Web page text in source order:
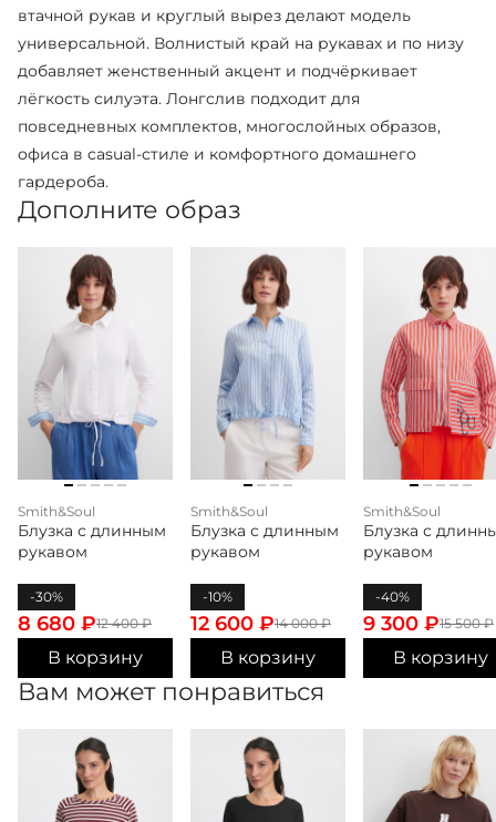
втачной рукав и круглый вырез делают модель
универсальной. Волнистый край на рукавах и по низу
добавляет женственный акцент и подчёркивает
лёгкость силуэта. Лонгслив подходит для
повседневных комплектов, многослойных образов,
офиса в casual-стиле и комфортного домашнего
гардероба.
Дополните образ
Smith&Soul
Блузка с длинным
рукавом
-30%
12 400₽
8 680 ₽
В корзину
Smith&Soul
Блузка с длинным
рукавом
-10%
14 000₽
12 600 ₽
В корзину
Smith&Soul
Блузка с
рукавом
-40%
15 500₽
9 300 ₽
В корзину
Вам может понравиться